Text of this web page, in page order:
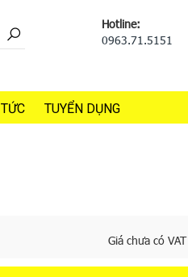
Hotline:
0963.71.5151
TUYỂN DỤNG
Giá chưa có VAT